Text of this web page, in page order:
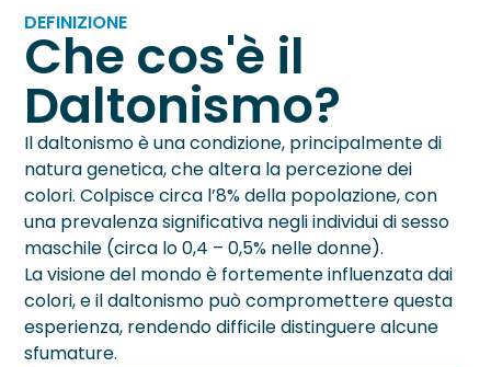
DEFINIZIONE
Che cos'è il
Daltonismo?
Il daltonismo è una condizione, principalmente di
natura genetica, che altera la percezione dei
colori. Colpisce circa l’8% della popolazione, con
una prevalenza significativa negli individui di sesso
maschile (circa lo 0,4 – 0,5% nelle donne).
La visione del mondo è fortemente influenzata dai
colori, e il daltonismo può compromettere questa
esperienza, rendendo difficile distinguere alcune
sfumature.
Trattamenti
Visite e Diagnostica
Chi Siamo
Colloquio Informativo
Blog
Testimonianze
DIFETTI VISIVI
CATARATTA
PATOLOGIE
INESTETISMI PALPEBRALI
RETINOPATIE
TRATTAMENTI
CHIRURGIA CORNEALE
CHIRURGIA REFRATTIVA
CHIRURGIA SEGMENTO ANTERIORE
LASER AMBULATORIALE
SEGMENTO POSTERIORE DELL'OCCHIO
VISITE E DIAGNOSTICA
CHI SIAMO